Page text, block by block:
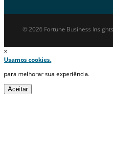
© 2026 Fortune Business
×
Usamos cookies.
para melhorar sua experiência.
Aceitar